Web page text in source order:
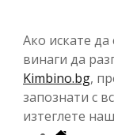
Ако искате да
винаги да
Kimbino.bg,
запознати с
изтеглете